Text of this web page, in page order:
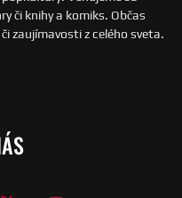
či knihy a komiks. Občas
zaujímavosti z celého sveta.